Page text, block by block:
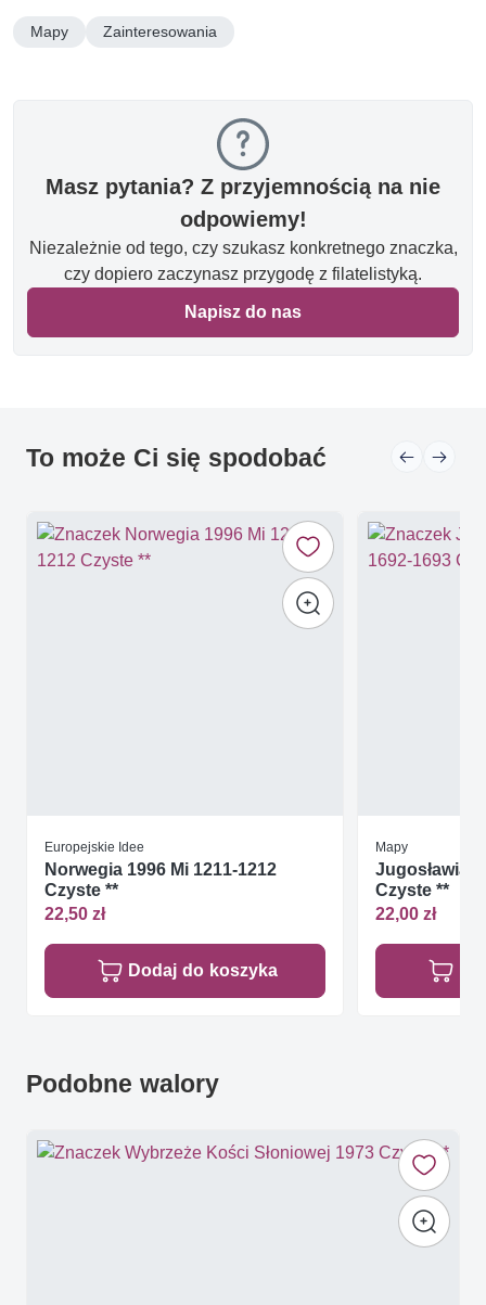
Mapy Zainteresowania
Masz pytania? Z przyjemnością na nie
odpowiemy!
Niezależnie od tego, czy szukasz konkretnego znaczka,
czy dopiero zaczynasz przygodę z filatelistyką.
Napisz do nas
To może Ci się spodobać
Europejskie Idee
Norwegia 1996 Mi 1211-1212
Czyste **
22,50 zł
Dodaj do koszyka
Mapy
Jugosławia
Czyste **
22,00 zł
Podobne walory